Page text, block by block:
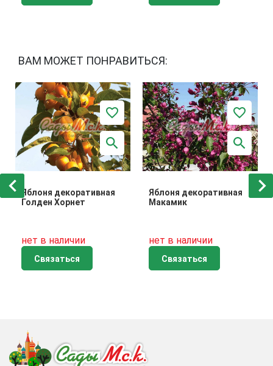
ВАМ МОЖЕТ ПОНРАВИТЬСЯ:
Яблоня декоративная
Голден Хорнет
нет в наличии
Связаться
Яблоня декоративная
Макамик
нет в наличии
Связаться